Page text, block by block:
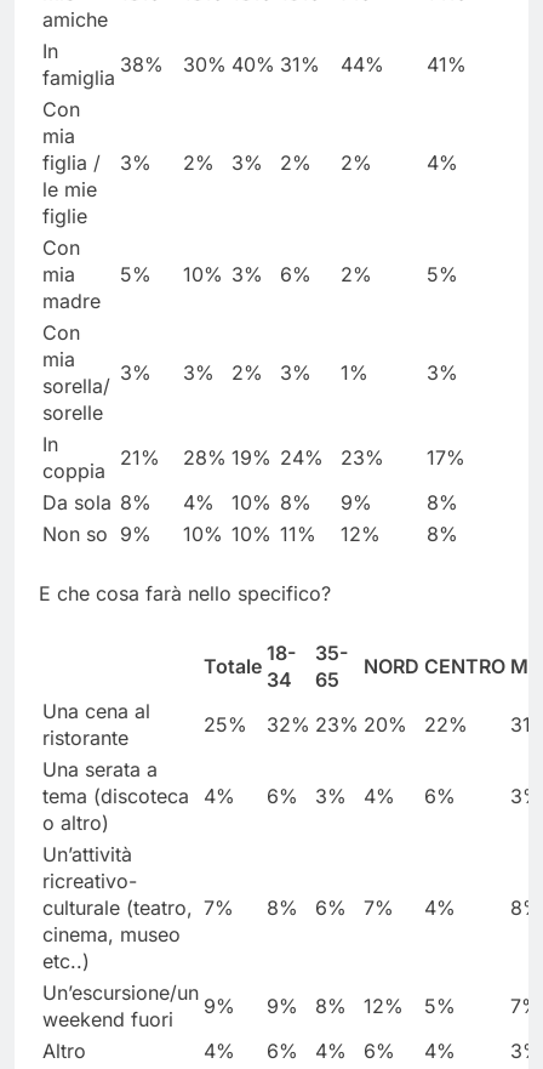
amiche
In
famiglia
38% 30% 40% 31% 44%
41%
Con
mia
figlia /
le mie
figlie
3% 2% 3% 2% 2% 4%
Con
mia
madre
5% 10% 3% 6% 2% 5%
Con
mia
sorella/
sorelle
3% 3% 2% 3% 1% 3%
In
coppia
21% 28% 19% 24% 23%
17%
Da sola 8% 4% 10% 8% 9%
8%
Non so 9% 10% 10% 11% 12% 8%
E che cosa farà nello specifico?
Totale
18-
34
35-
65
NORD CENTRO
Una cena al
ristorante
25% 32% 23% 20% 22%
Una serata a
tema (discoteca
o altro)
4% 6% 3% 4% 6% 3%
Un’attività
ricreativo-
culturale (teatro,
cinema, museo
etc..)
7% 8% 6% 7% 4% 8%
Un’escursione/un
weekend fuori
9% 9% 8% 12% 5%
7%
Altro
4% 6% 4% 6% 4%
3%